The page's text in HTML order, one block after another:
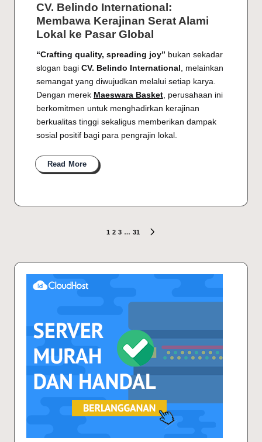
CV. Belindo International:
Membawa Kerajinan Serat Alami
Lokal ke Pasar Global
“Crafting quality, spreading joy” bukan sekadar
slogan bagi CV. Belindo International , melainkan
semangat yang diwujudkan melalui setiap karya.
Dengan merek Maeswara Basket, perusahaan ini
berkomitmen untuk menghadirkan kerajinan
berkualitas tinggi sekaligus memberikan dampak
sosial positif bagi para pengrajin lokal.
Read More
1 2 3 … 31